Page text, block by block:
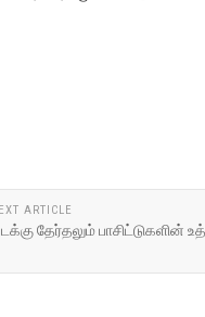
ARTICLE
தேர்தலும் பாசிட்டுகளின்